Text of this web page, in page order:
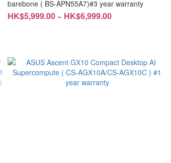
barebone ( BS-APN55A7)#3 year warranty
HK$5,999.00 ~ HK$6,999.00